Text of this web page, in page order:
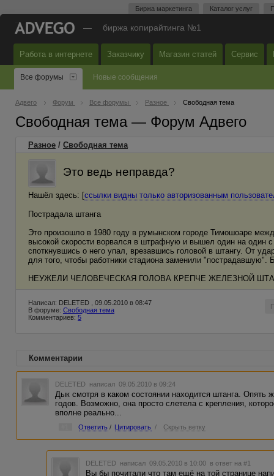
Биржа маркетинга Каталог услуг
— биржа копирайтинга №1
Работа в интернете Заказчику Магазин статей Сервис
Все форумы Новые сообщения
Адвего Форум Все форумы Разное Свободная тема
Свободная тема — Форум Адвего
Разное / Свободная тема
Это ведь неправда?
Нашёл здесь: [ссылки видны только авторизованным
Пострадала штанга
Это произошло в 1980 году в румынском городе Тимошоаре
высокой скорости ворвался в штрафную и вышел один на один
споткнувшись о него упал, врезавшись головой в штангу. От
для того, чтобы работники стадиона заменили
НЕУЖЕЛИ ЧЕЛОВЕЧЕСКАЯ ГОЛОВА КРЕПЧЕ ЖЕЛЕЗНОЙ
Написал: DELETED , 09.05.2010 в 08:47
В форуме: Свободная тема
Комментариев: 5
Комментарии
DELETED написал 09.05.2010 в 09:24
Дык смотря в каком состоянии находится штанга. Опять
годов. Возможно, она просто слетела с крепления,
вполне реально...
Ответить / Цитировать / Скрыть ветку
DELETED написал 09.05.2010 в 10:00 в ответ на #1
Вы бы почитали что там ещё на той странице